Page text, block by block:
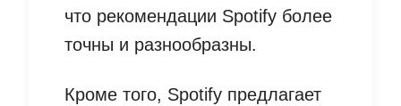
что рекомендации Spotify более
точны и разнообразны.
Кроме того, Spotify предлагает